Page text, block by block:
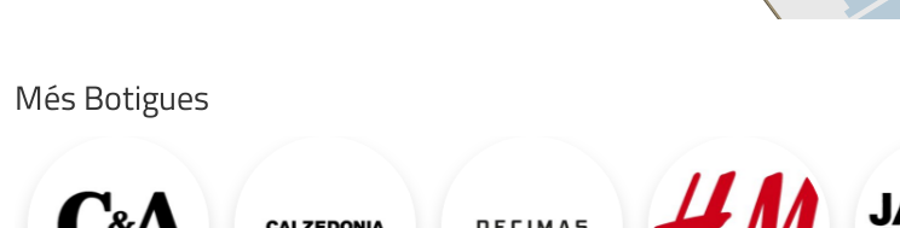
Més Botigues